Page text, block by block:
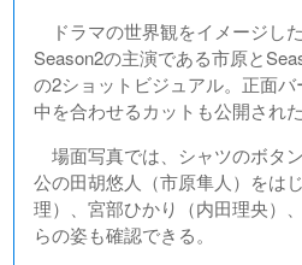
ドラマの世界観をイメージし
Season2の主演である市原と
の2ショットビジュアル。正面
中を合わせるカットも公開された
場面写真では、シャツのボタ
公の田胡悠人（市原隼人）をは
理）、宮部ひかり（内田理央）
らの姿も確認できる。